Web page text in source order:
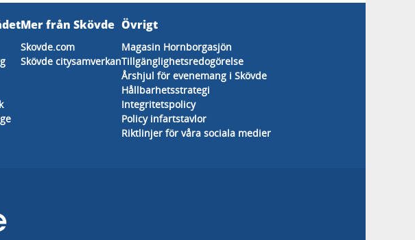
Mer från Skövde
Skovde.com
Skövde citysamverkan
Övrigt
Magasin Hornborgasjön
Tillgänglighetsredogörelse
Årshjul för evenemang i Skövde
Hållbarhetsstrategi
Integritetspolicy
Policy infartstavlor
Riktlinjer för våra sociala medier